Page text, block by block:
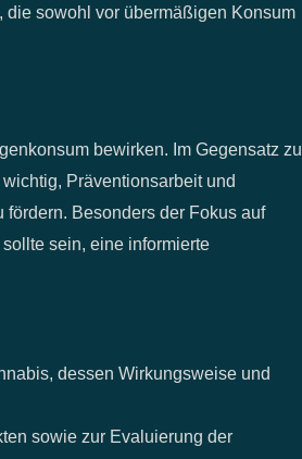
sowohl vor übermäßigen Konsum
bewirken. Im Gegensatz zu
Präventionsarbeit und
Besonders der Fokus auf
sein, eine informierte
dessen Wirkungsweise und
sowie zur Evaluierung der